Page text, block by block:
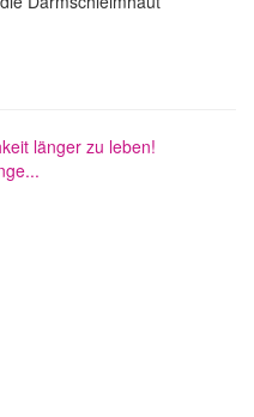
länger zu leben!